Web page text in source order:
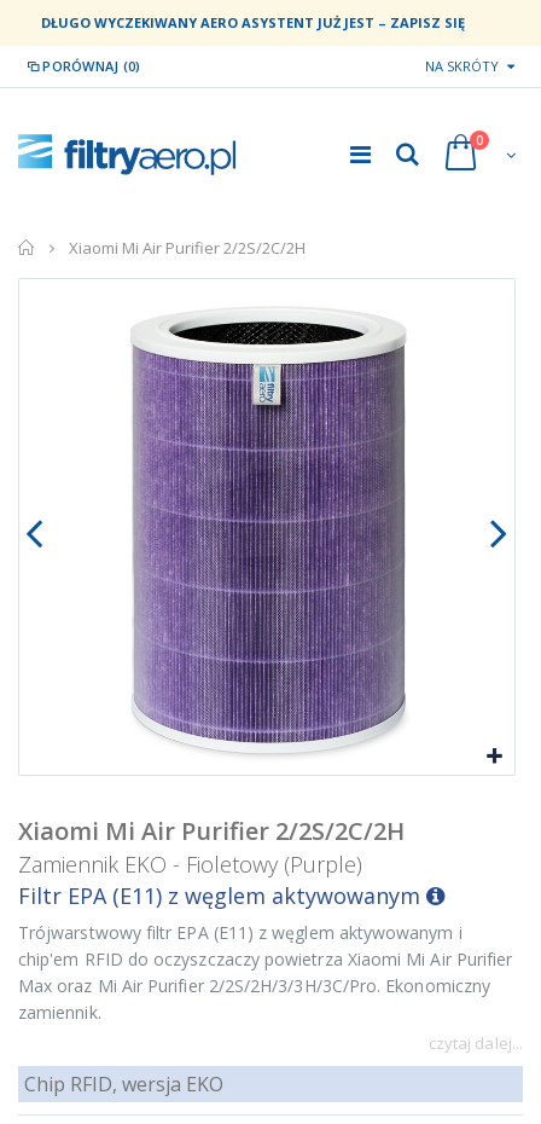
DŁUGO WYCZEKIWANY AERO ASYSTENT JUŻ JEST – ZAPISZ SIĘ
PORÓWNAJ (0) NA SKRÓTY
0
home
Xiaomi Mi Air Purifier 2/2S/2C/2H
Xiaomi Mi Air Purifier 2/2S/2C/2H
Zamiennik EKO - Fioletowy (Purple)
Filtr EPA (E11) z węglem aktywowanym
Trójwarstwowy filtr EPA (E11) z węglem aktywowanym i
chip'em RFID do oczyszczaczy powietrza Xiaomi Mi Air Purifier
Max oraz Mi Air Purifier 2/2S/2H/3/3H/3C/Pro. Ekonomiczny
zamiennik.
czytaj dalej...
Chip RFID, wersja EKO